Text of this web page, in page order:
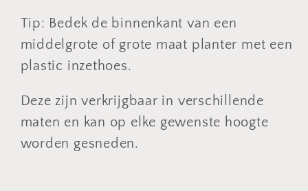
Tip: Bedek de binnenkant van een
middelgrote of grote maat planter met een
plastic inzethoes.
Deze zijn verkrijgbaar in verschillende
maten en kan op elke gewenste hoogte
worden gesneden.